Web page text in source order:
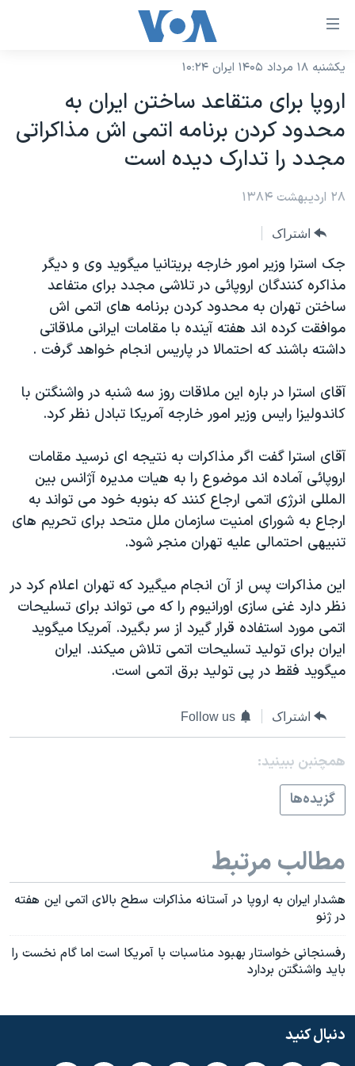
لینکهای
دسترسی
جهش
محتوای
اصلی
به
صفحه
جهش
به
جستجو
نسخه سبک وب‌سایت
موضوع ها
ایران
آمریکا
جهان
ورزشی
گزیده‌ها
ویژه برنامه‌ها
ویدیوها
حقوق شهروندی
علم و فناوری
اسرائیل در جنگ
گالری عکس
آرشیو پخش زنده
برنامه های تلویزیونی
جدول برنامه ها
صفحه‌های ویژه
جام جهانی ۲۰۲۶
عملیات خشم حماسی
۲۵۰سالگی آمریکا
بایگانی برنامه‌های تلویزیونی
انتخابات ریاست جمهوری آمریکا ۲۰۲۴
رمز مهسا
ورزش زنان در ایران
اعتراضات زن، زندگی، آزادی
مجموعه مستندهای دادخواهی
دادگاه حمید نوری
چهل سال گروگان‌گیری
قانون شفافیت دارائی کادر رهبری ایران
اسرائیل در جنگ
نرگس محمدی برنده جایزه نوبل صلح
همایش محافظه‌کاران آمریکا «سی‌پک»
صفحه‌های ویژه
فرکانس‌های صدای آمریکا
پخش رادیویی
یادگیری زبان انگلیسی
زبانهای مختلف
یکشنبه ۱۸ مرداد ۱۴۰۵ ایران ۱۰:۲۴
اروپا برای متقاعد ساختن ايران به
محدود کردن برنامه اتمی اش مذاکراتی
مجدد را تدارک ديده است
۲۸ اردیبهشت ۱۳۸۴
اشتراک
جک استرا وزير امور خارجه بريتانيا ميگويد وی و ديگر
مذاکره کنندگان اروپائی در تلاشی مجدد برای متفاعد
ساختن تهران به محدود کردن برنامه های اتمی اش
موافقت کرده اند هفته آينده با مقامات ايرانی ملاقاتی
داشته باشند که احتمالا در پاريس انجام خواهد گرفت .
آقای استرا در باره اين ملاقات روز سه شنبه در واشنگتن با
کاندوليزا رايس وزير امور خارجه آمريکا تبادل نظر کرد.
آقای استرا گفت اگر مذاکرات به نتيجه ای نرسيد مقامات
اروپائی آماده اند موضوع را به هيات مديره آژانس بين
المللی انرژی اتمی ارجاع کنند که بنوبه خود می تواند به
ارجاع به شورای امنيت سازمان ملل متحد برای تحريم های
تنبيهی احتمالی عليه تهران منجر شود.
اين مذاکرات پس از آن انجام ميگيرد که تهران اعلام کرد در
نظر دارد غنی سازی اورانيوم را که می تواند برای تسليحات
اتمی مورد استفاده قرار گيرد از سر بگيرد. آمريکا ميگويد
ايران برای توليد تسليحات اتمی تلاش ميکند. ايران
ميگويد فقط در پی توليد برق اتمی است.
اشتراک Follow us
همچنبن ببینید:
گزيده‌ها
مطالب مرتبط
هشدار ايران به اروپا در آستانه مذاکرات سطح بالای اتمی اين هفته
در ژنو
رفسنجانی خواستار بهبود مناسبات با آمريکا است اما گام نخست را
بايد واشنگتن بردارد
دنبال کنید